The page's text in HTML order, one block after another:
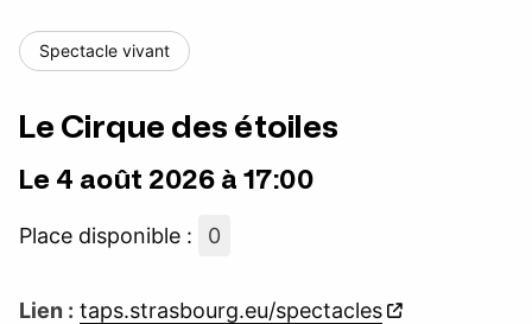
Spectacle vivant
Le Cirque des étoiles
Le 4 août 2026 à 17:00
Place disponible : 0
Lien : taps.strasbourg.eu/spectacles